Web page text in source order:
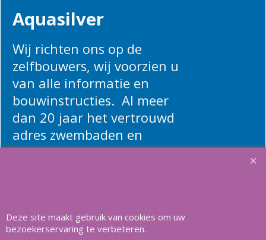
Aquasilver
Wij richten ons op de
zelfbouwers, wij voorzien u
van alle informatie en
bouwinstructies. Al meer
dan 20 jaar het vertrouwd
adres zwembaden en
renovatie materialen.
Deze site maakt gebruik van cookies om uw
bezoekerservaring te verbeteren.